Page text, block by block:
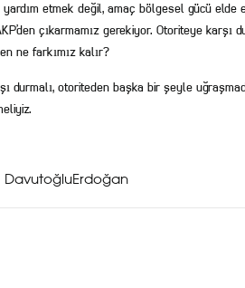
etmek değil, amaç bölgesel gücü elde
çıkarmamız gerekiyor. Otoriteye karşı
ne farkımız kalır?
durmalı, otoriteden başka bir şeyle
DavutoğluErdoğan